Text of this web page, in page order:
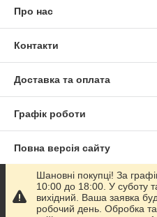
Про нас
Контакти
Доставка та оплата
Графік роботи
Повна версія сайту
Сайт створено на
Шановні покупці! За
10:00 до 18:00. У суботу
вихідний. Ваша заявка
робочий день. Обробка